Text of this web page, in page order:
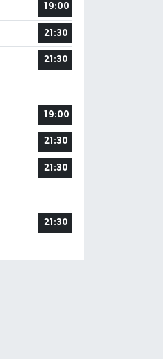
19:00
21:30
21:30
19:00
21:30
21:30
21:30